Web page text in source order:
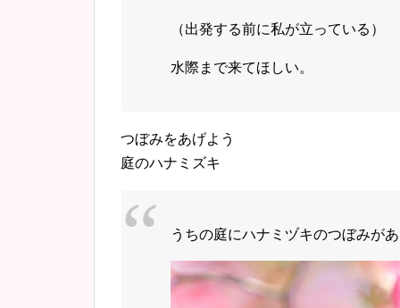
（出発する前に私が立っている）
水際まで来てほしい。
つぼみをあげよう
庭のハナミズキ
うちの庭にハナミヅキのつぼみが